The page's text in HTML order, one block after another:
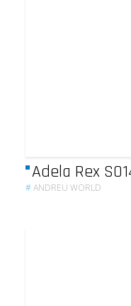
Adela Rex
#ANDREU WORLD